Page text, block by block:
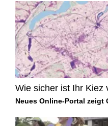
Wie sicher ist Ihr Kiez
Neues Online-Portal